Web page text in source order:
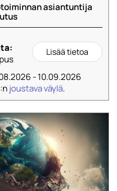
asiantuntija
Lisää tietoa
- 10.09.2026
joustava väylä.